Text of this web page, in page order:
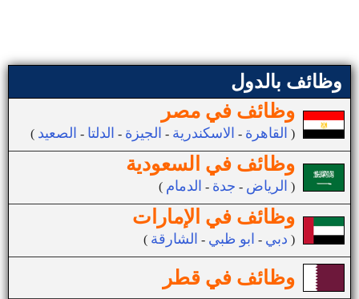
وظائف بالدول
وظائف في مصر
( القاهرة - الاسكندرية - الجيزة - الدلتا - الصعيد )
وظائف في السعودية
( الرياض - جدة - الدمام )
وظائف في الإمارات
( دبي - ابو ظبي - الشارقة )
وظائف في قطر